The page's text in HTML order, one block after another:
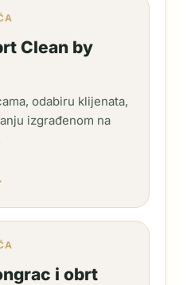
Clean by
odabiru klijenata,
izgrađenom na
i obrt